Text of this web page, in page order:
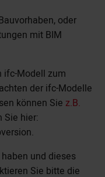
oder
mit BIM
ifc-Modell zum
der ifc-Modelle
können Sie z.B.
Sie hier:
und dieses
Sie bitte die